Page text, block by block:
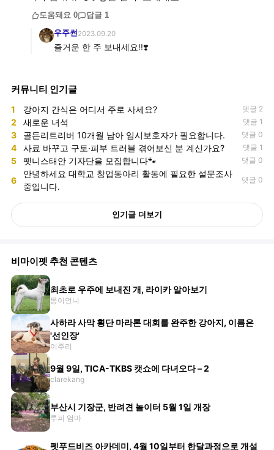
도움돼요 0 답글 1
우주썬2023.09.20
즐거운 한 주 보내세요!!❣️
커뮤니티 인기글
1 강아지 간식은 어디서 주로 사세요? 댓글 2
2 새로운 녀석 댓글 1
3 골든리트리버 10개월 남아 임시보호자가 필요합니다. 댓글 0
4 사료 바꾸고 구토·피부 트러블 겪어보신 분 계신가요? 댓글 1
5 펫니스태안 기자단을 모집합니다🐾 댓글 0
6
안녕하세요 대학교 창업동아리 활동에 필요한 설문조사
중입니다.
댓글 0
인기글 더보기
비마이펫 추천 콘텐츠
최초로 우주에 보내진 개, 라이카 알아보기
몽이언니
사하라 사막 횡단 마라톤 대회를 완주한 강아지, 이름은
'선인장'
이주리
9월 9일, TICA-TKBS 캣쇼에 다녀오다 – 2
clarekang
부산시 기장군, 반려견 놀이터 5월 1일 개장
루피 엄마
펫푸드비즈 아카데미, 4월 10일부터 한달과정으로 개설